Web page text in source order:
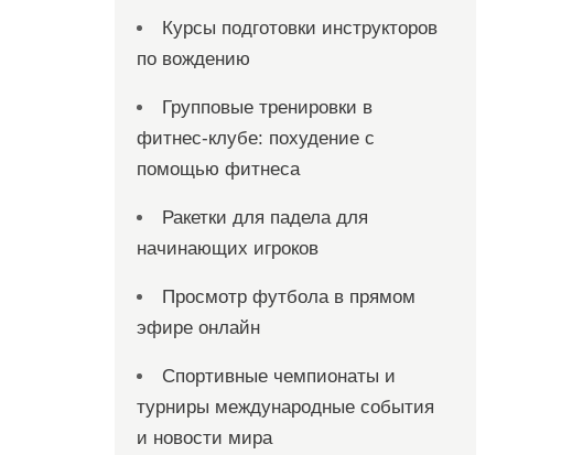
Курсы подготовки инструкторов
по вождению
Групповые тренировки в
фитнес-клубе: похудение с
помощью фитнеса
Ракетки для падела для
начинающих игроков
Просмотр футбола в прямом
эфире онлайн
Спортивные чемпионаты и
турниры международные события
и новости мира